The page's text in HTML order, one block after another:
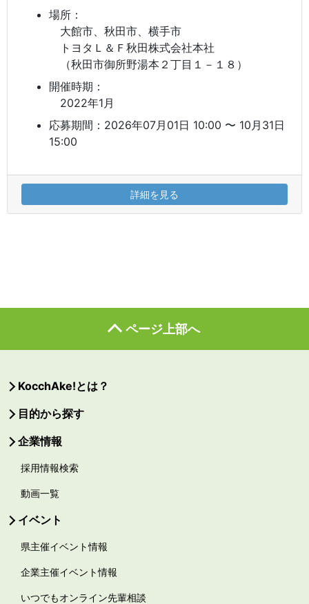
場所：
大館市、秋田市、横手市
トヨタＬ＆Ｆ秋田株式会社本社
（秋田市御所野湯本２丁目１－１８）
開催時期：
2022年1月
応募期間：2026年07月01日 10:00 〜 10月31日
15:00
詳細を見る
ページ上部へ
KocchAke!とは？
目的から探す
企業情報
採用情報検索
動画一覧
イベント
県主催イベント情報
企業主催イベント情報
いつでもオンライン先輩相談